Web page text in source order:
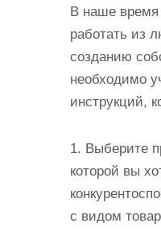
В наше время
работать из
созданию
необходимо
инструкций,
1. Выберите
которой вы
с видом